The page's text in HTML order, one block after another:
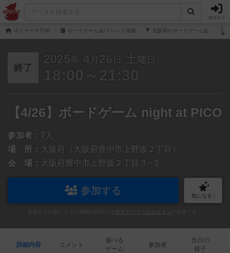
ログイン
ボドゲーマTOP ボードゲーム会/イベント情報 大阪府のボードゲーム会
終了
2025 年 4 月 26 日 土 曜日
18:00～21:30
【4/26】ボードゲーム night at PICO
参加者： 7人
場 所： 大阪府（大阪府豊中市上野坂２丁目）
会 場： 大阪府豊中市上野坂２丁目３−３
参加する 気になる！
ボドゲーマへのログイン
詳細内容 コメント
遊べる
ゲーム
参加者
当日の
様子